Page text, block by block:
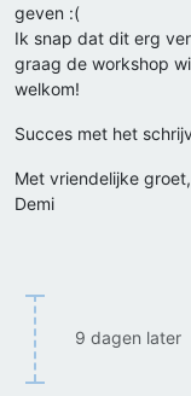
geven :(
Ik snap dat dit erg
graag de workshop
welkom!
Succes met het
Met vriendelijke groet,
Demi
9 dagen later